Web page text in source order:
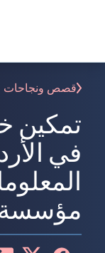
قصص ونجاحات
تمكين
في
مؤسسة